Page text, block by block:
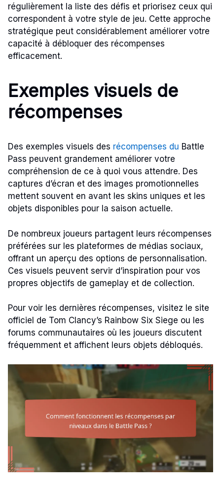
régulièrement la liste des défis et priorisez ceux qui
correspondent à votre style de jeu. Cette approche
stratégique peut considérablement améliorer votre
capacité à débloquer des récompenses
efficacement.
Exemples visuels de
récompenses
Des exemples visuels des récompenses du Battle
Pass peuvent grandement améliorer votre
compréhension de ce à quoi vous attendre. Des
captures d’écran et des images promotionnelles
mettent souvent en avant les skins uniques et les
objets disponibles pour la saison actuelle.
De nombreux joueurs partagent leurs récompenses
préférées sur les plateformes de médias sociaux,
offrant un aperçu des options de personnalisation.
Ces visuels peuvent servir d’inspiration pour vos
propres objectifs de gameplay et de collection.
Pour voir les dernières récompenses, visitez le site
officiel de Tom Clancy’s Rainbow Six Siege ou les
forums communautaires où les joueurs discutent
fréquemment et affichent leurs objets débloqués.